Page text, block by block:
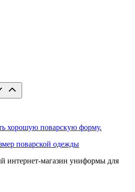
хорошую поварскую форму.
поварской одежды
интернет-магазин униформы для